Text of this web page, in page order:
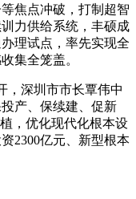
焦点冲破，打制超智
力供给系统，丰硕成
理试点，率先实现全
集全笼盖。
深圳市市长覃伟中
产、保续建、促新
，优化现代化根本设
2300亿元、新型根本